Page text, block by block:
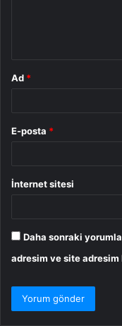
Ad *
E-posta *
İnternet sitesi
Daha sonraki
adresim ve site adresim